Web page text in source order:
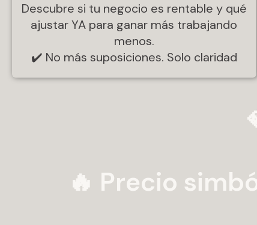
Descubre si tu negocio es rentable y qué
ajustar YA para ganar más trabajando
menos.
✔️ No más suposiciones. Solo claridad
🔥 Precio